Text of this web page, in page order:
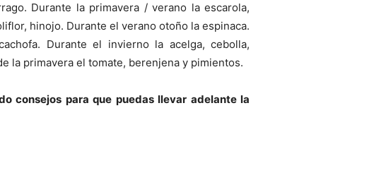
Durante la primavera / verano la escarola,
hinojo. Durante el verano otoño la espinaca.
Durante el invierno la acelga, cebolla,
la primavera el tomate, berenjena y pimientos.
consejos para que puedas llevar adelante la